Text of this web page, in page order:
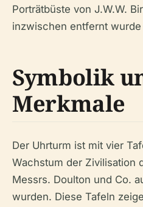
Porträtbüste von J.W.W.
inzwischen entfernt wurde
Symbolik
Merkmale
Der Uhrturm ist mit vier
Wachstum der Zivilisation
Messrs. Doulton und Co.
wurden. Diese Tafeln